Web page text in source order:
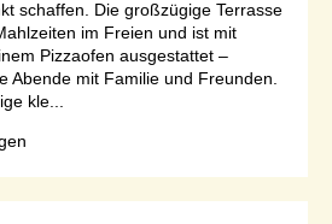
schaffen. Die großzügige Terrasse
im Freien und ist mit
Pizzaofen ausgestattet –
Abende mit Familie und Freunden.
kle...